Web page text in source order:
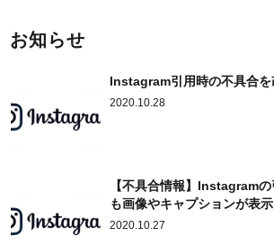
お知らせ
Instagram引用時の不具合を
2020.10.28
【不具合情報】Instagram
も画像やキャプションが表
2020.10.27